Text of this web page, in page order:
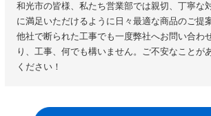
和光市の皆様、私たち営業部では親切、丁寧な
に満足いただけるように日々最適な商品のご提
他社で断られた工事でも一度弊社へお問い合わ
り、工事、何でも構いません。ご不安なことが
ください！